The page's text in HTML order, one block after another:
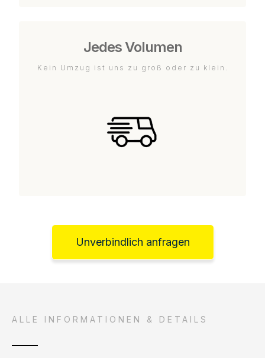
Jedes Volumen
Kein Umzug ist uns zu groß oder zu klein.
Unverbindlich anfragen
ALLE INFORMATIONEN & DETAILS